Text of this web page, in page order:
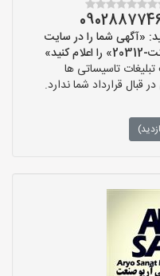
«آگهی شما را در سایت
تاسیساتی ها
قرارداد شما ندارد.